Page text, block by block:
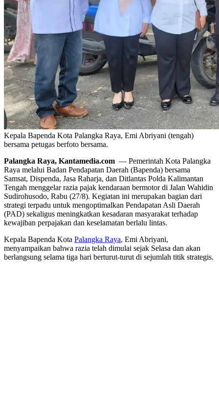
Kepala Bapenda Kota Palangka Raya, Emi Abriyani (tengah)
bersama petugas berfoto bersama.
Palangka Raya, Kantamedia.com — Pemerintah Kota Palangka
Raya melalui Badan Pendapatan Daerah (Bapenda) bersama
Samsat, Dispenda, Jasa Raharja, dan Ditlantas Polda Kalimantan
Tengah menggelar razia pajak kendaraan bermotor di Jalan Wahidin
Sudirohusodo, Rabu (27/8). Kegiatan ini merupakan bagian dari
strategi terpadu untuk mengoptimalkan Pendapatan Asli Daerah
(PAD) sekaligus meningkatkan kesadaran masyarakat terhadap
kewajiban perpajakan dan keselamatan berlalu lintas.
Kepala Bapenda Kota Palangka Raya, Emi Abriyani,
menyampaikan bahwa razia telah dimulai sejak Selasa dan akan
berlangsung selama tiga hari berturut-turut di sejumlah titik strategis.